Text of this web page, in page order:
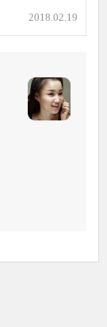
2018.02.19